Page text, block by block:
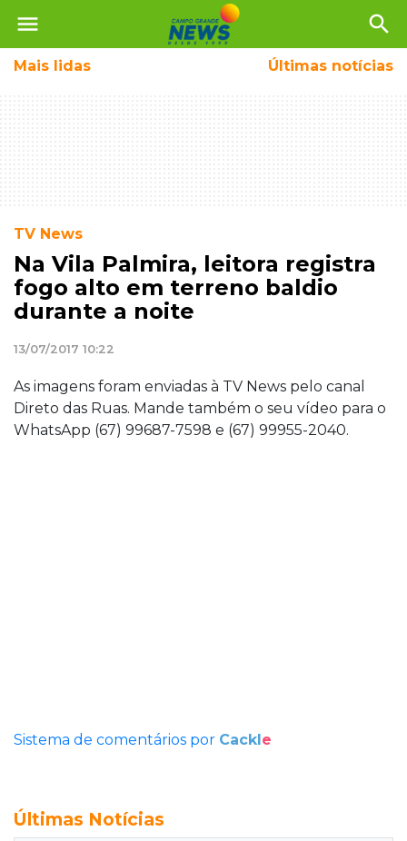
menu search
Mais lidas Últimas notícias
TV News
Na Vila Palmira, leitora registra
fogo alto em terreno baldio
durante a noite
13/07/2017 10:22
As imagens foram enviadas à TV News pelo canal
Direto das Ruas. Mande também o seu vídeo para o
WhatsApp (67) 99687-7598 e (67) 99955-2040.
Sistema de comentários por Cackle
Últimas Notícias